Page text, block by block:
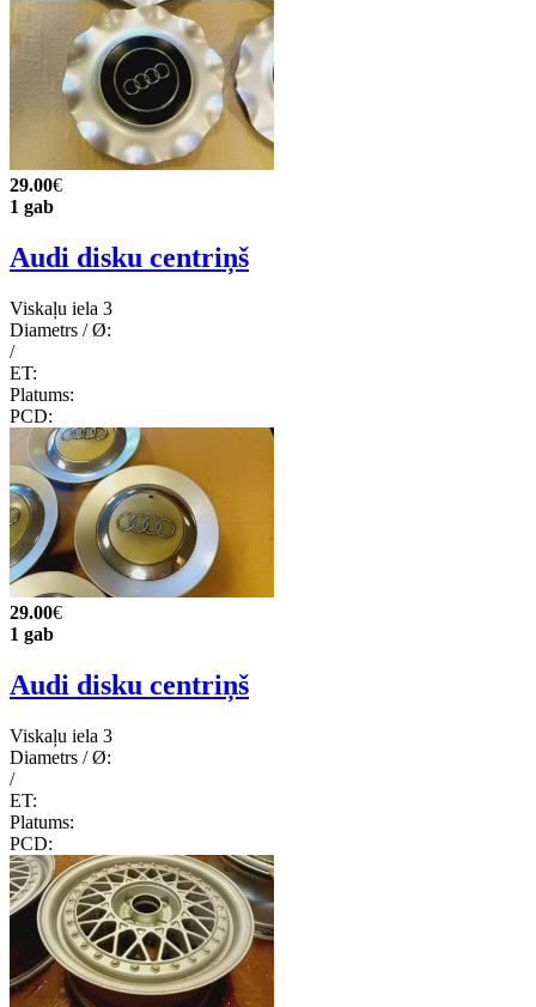
29.00€
1 gab
Audi disku centriņš
Viskaļu iela 3
Diametrs / Ø:
/
ET:
Platums:
PCD:
29.00€
1 gab
Audi disku centriņš
Viskaļu iela 3
Diametrs / Ø:
/
ET:
Platums:
PCD: